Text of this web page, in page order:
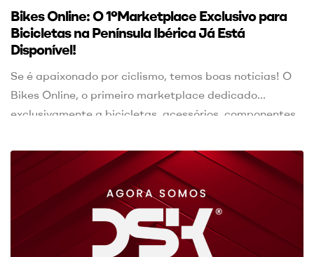
Bikes Online: O 1ºMarketplace Exclusivo para
Bicicletas na Península Ibérica Já Está
Disponível!
Se é apaixonado por ciclismo, temos boas notícias! O
Bikes Online, o primeiro marketplace dedicado
exclusivamente a bicicletas, acessórios, componentes
da DSK Digital promete revolucionar a forma como
compra tudo o que precisa para pedalar com
segurança e conforto. O que é o Bikes Online? O Bikes